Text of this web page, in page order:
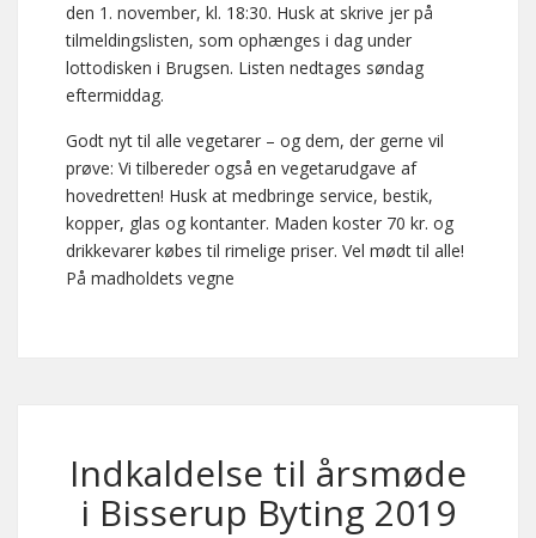
den 1. november, kl. 18:30. Husk at skrive jer på
tilmeldingslisten, som ophænges i dag under
lottodisken i Brugsen. Listen nedtages søndag
eftermiddag.
Godt nyt til alle vegetarer – og dem, der gerne vil
prøve: Vi tilbereder også en vegetarudgave af
hovedretten! Husk at medbringe service, bestik,
kopper, glas og kontanter. Maden koster 70 kr. og
drikkevarer købes til rimelige priser. Vel mødt til alle!
På madholdets vegne
Indkaldelse til årsmøde
i Bisserup Byting 2019